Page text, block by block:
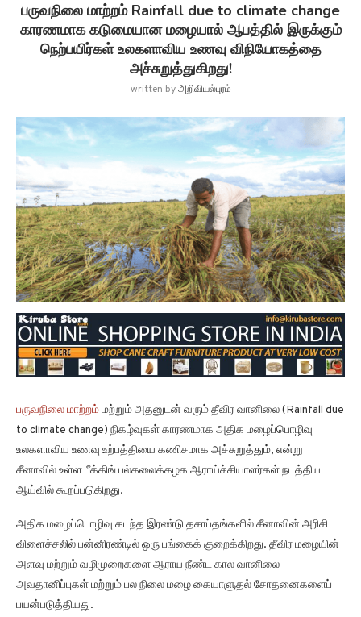
பருவநிலை மாற்றம் Rainfall due to climate change
காரணமாக கடுமையான மழையால் ஆபத்தில் இருக்கும்
நெற்பயிர்கள் உலகளாவிய உணவு விநியோகத்தை
அச்சுறுத்துகிறது!
written byஅறிவியல்புரம்
பருவநிலை மாற்றம்மற்றும் அதனுடன் வரும் தீவிர வானிலை (Rainfall due
to climate change) நிகழ்வுகள் காரணமாக அதிக மழைப்பொழிவு
உலகளாவிய உணவு உற்பத்தியை கணிசமாக அச்சுறுத்தும், என்று
சீனாவில் உள்ள பீக்கிங் பல்கலைக்கழக ஆராய்ச்சியாளர்கள் நடத்திய
ஆய்வில் கூறப்படுகிறது.
அதிக மழைப்பொழிவு கடந்த இரண்டு தசாப்தங்களில் சீனாவின் அரிசி
விளைச்சலில் பன்னிரண்டில் ஒரு பங்கைக் குறைக்கிறது. தீவிர மழையின்
அளவு மற்றும் வழிமுறைகளை ஆராய நீண்ட கால வானிலை
அவதானிப்புகள் மற்றும் பல நிலை மழை கையாளுதல் சோதனைகளைப்
பயன்படுத்தியது.